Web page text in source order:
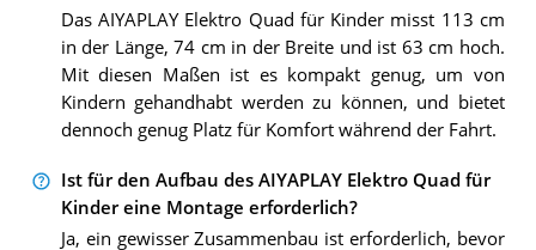
Das AIYAPLAY Elektro Quad für Kinder misst 113 cm
in der Länge, 74 cm in der Breite und ist 63 cm hoch.
Mit diesen Maßen ist es kompakt genug, um von
Kindern gehandhabt werden zu können, und bietet
dennoch genug Platz für Komfort während der Fahrt.
Ist für den Aufbau des AIYAPLAY Elektro Quad für
Kinder eine Montage erforderlich?
Ja, ein gewisser Zusammenbau ist erforderlich, bevor